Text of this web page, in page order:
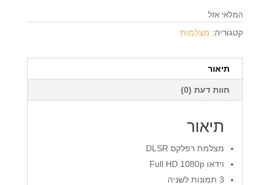
המלאי אזל
קטגוריה: מצלמות
תיאור
חוות דעת (0)
תיאור
מצלמת רפלקס DLSR
וידאו Full HD 1080p
3 תמונות לשניה